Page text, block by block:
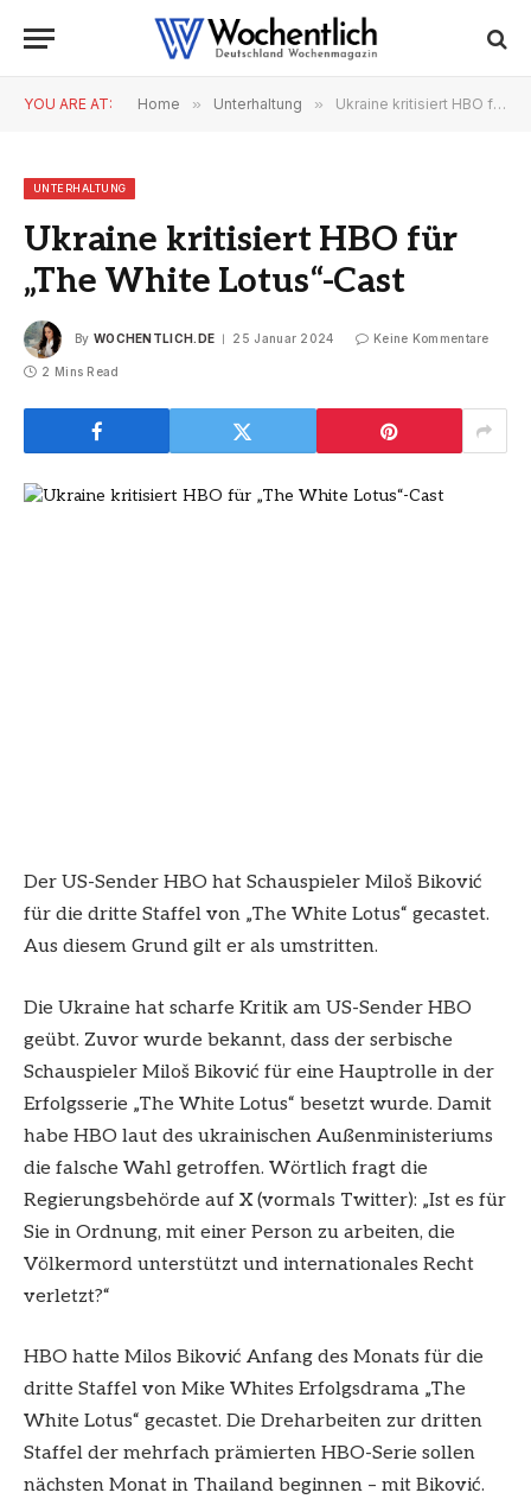
YOU ARE AT: Home » Unterhaltung » Ukraine kritisiert HBO für „The White Lotus“-Cast
UNTERHALTUNG
Ukraine kritisiert HBO für
„The White Lotus“-Cast
By WOCHENTLICH.DE 25 Januar 2024 Keine Kommentare
2 Mins Read
Der US-Sender HBO hat Schauspieler Miloš Biković
für die dritte Staffel von „The White Lotus“ gecastet.
Aus diesem Grund gilt er als umstritten.
Die Ukraine hat scharfe Kritik am US-Sender HBO
geübt. Zuvor wurde bekannt, dass der serbische
Schauspieler Miloš Biković für eine Hauptrolle in der
Erfolgsserie „The White Lotus“ besetzt wurde. Damit
habe HBO laut des ukrainischen Außenministeriums
die falsche Wahl getroffen. Wörtlich fragt die
Regierungsbehörde auf X (vormals Twitter): „Ist es für
Sie in Ordnung, mit einer Person zu arbeiten, die
Völkermord unterstützt und internationales Recht
verletzt?“
HBO hatte Milos Biković Anfang des Monats für die
dritte Staffel von Mike Whites Erfolgsdrama „The
White Lotus“ gecastet. Die Dreharbeiten zur dritten
Staffel der mehrfach prämierten HBO-Serie sollen
nächsten Monat in Thailand beginnen – mit Biković.